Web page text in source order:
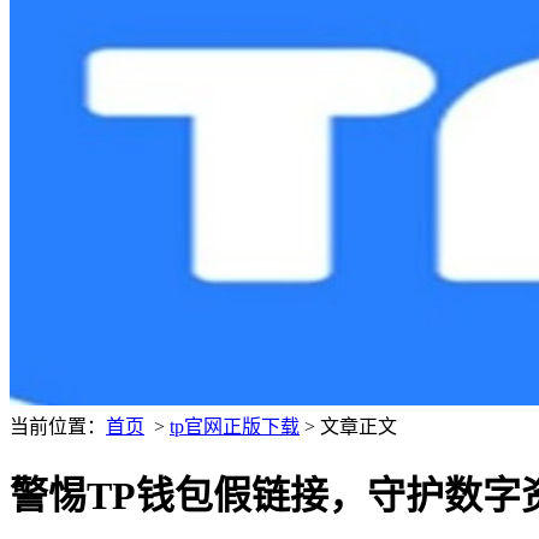
当前位置： 首页 > tp官网正版下载 > 文章正文
警惕TP钱包假链接，守护数字